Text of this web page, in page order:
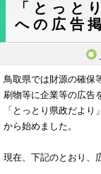
「とっと
への広告
鳥取県では財源の確保
刷物等に企業等の広告
「とっとり県政だより
から始めました。
現在、下記のとおり、